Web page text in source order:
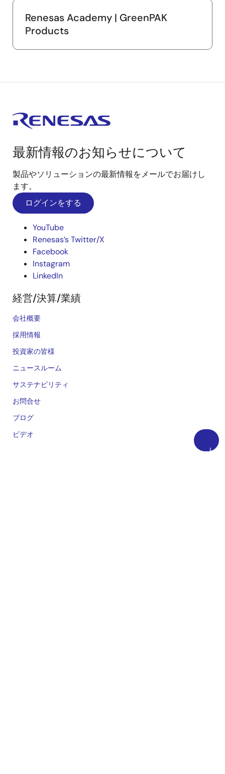
Renesas Academy | GreenPAK
Products
上
最新情報のお知らせについて
製品やソリューションの最新情報をメールでお届けし
ます。
ログインをする
YouTube
Renesas’s Twitter/X
Facebook
Instagram
LinkedIn
経営/決算/業績
会社概要
採用情報
投資家の皆様
ニュースルーム
サステナビリティ
お問合せ
ブログ
ビデオ